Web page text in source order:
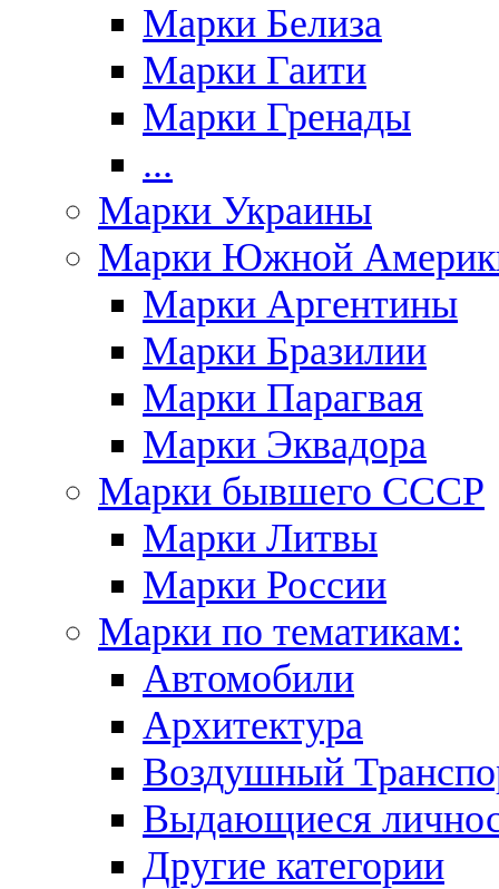
Марки Белиза
Марки Гаити
Марки Гренады
...
Марки Украины
Марки Южной
Марки Аргентины
Марки Бразилии
Марки Парагвая
Марки Эквадора
Марки бывшего СССР
Марки Литвы
Марки России
Марки по тематикам:
Автомобили
Архитектура
Воздушный
Выдающиеся
Другие категории